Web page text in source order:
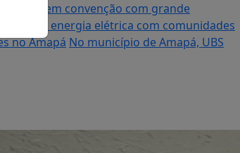
em convenção com grande
de energia elétrica com comunidades
no Amapá No município de Amapá, UBS